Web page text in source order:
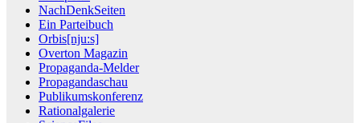
NachDenkSeiten
Ein Parteibuch
Orbis[nju:s]
Overton Magazin
Propaganda-Melder
Propagandaschau
Publikumskonferenz
Rationalgalerie